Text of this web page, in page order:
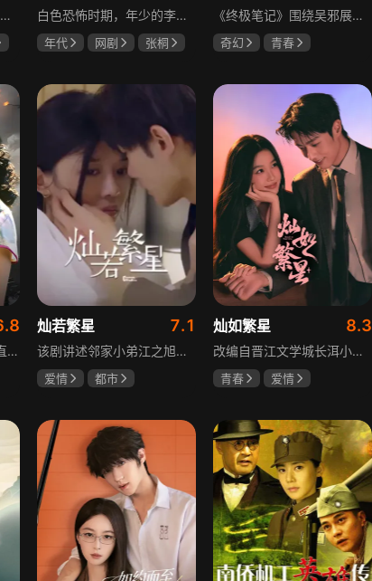
由金牌导演徐纪周执导，张译、张颂文、李一桐、张志坚、吴刚领衔主演，倪大红、韩童生、李建义特邀主演的中央政法委重点项目。一部扫黑除恶坚决斗争的回忆录，横跨20年的群像叙事全景式展现时代变迁下的黑白较量与复杂人性。 白色恐怖时期，年少的李智信家破人亡后投身革命武装，因作战有勇有谋获“小狼崽子”绰号。他长期率部孤悬敌后，与日寇、反动派对决，多次负伤仍不改初心。凭借坚韧意志，他从游击队员成长为新四军干部、解放军司令员，身上的九个弹孔是他践行革命誓言、见证成长的勋章。
年代 网剧
张桐
《终极笔记》围绕吴邪展开，他因好奇三叔经历，历险归来收神秘录像带后卷入阴谋，只身闯格尔木疗养院偶遇张起灵等六人组队，在西王母宫发现陨玉，却遇三叔失踪、张起灵失忆。众人寻记忆探张家古楼，因裘德考介入受阻，后联手霍老太再探遭意外，谜团未解，吴邪被迫伪装成三叔，剧情充满冒险与悬疑。
奇幻
青春
1949年初夏，解放大军直抵上海，国民党国防部保密局的中共地下党员邓家骥奉命撤往台湾，其妻同为地下党的沈荷因临产被留在上海。新中国成立之初，面对敌特的破坏活动，斗争形势严峻，沈荷隐藏真实身份，继续与敌人展开新一轮斗争，在隐秘战线坚守信仰，为新政权的稳定默默奉献。
灿若繁星 7.1
该剧讲述邻家小弟江之旭留学归来，竟成了夏千星的顶头上司。从小管着江之旭、事事压他一头的夏千星无法接受，两人互不服气，在公司内外明争暗斗。江之旭借职位刁难夏千星，夏千星则用姐姐身份压制他，然而夏千星不知道，江之旭拼尽全力坐上这个位子，就是为了陪在她身边保护她。
爱情
都市
灿如繁星 8.3
改编自晋江文学城长洱小说《狭路》，讲述心理学博士林晚星遭遇变故后返乡任教，邂逅顶级教练王法，带领垫底差生逆袭追梦的热血救赎故事。林晚星用“自由式”教育，培养少年们的独立人格，帮他们学会生活、融洽自我、发现所爱、勇于追求，诠释“不远狭路，终见光明”的成长内核。
青春
爱情